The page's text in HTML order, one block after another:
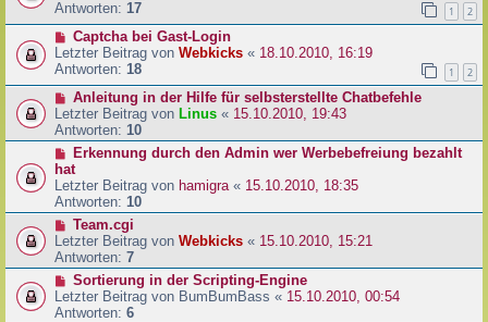
Antworten: 17 1 2
Captcha bei Gast-Login
Letzter Beitrag von Webkicks « 18.10.2010, 16:19
Antworten: 18 1 2
Anleitung in der Hilfe für selbsterstellte Chatbefehle
Letzter Beitrag von Linus « 15.10.2010, 19:43
Antworten: 10
Erkennung durch den Admin wer Werbebefreiung bezahlt
hat
Letzter Beitrag von hamigra « 15.10.2010, 18:35
Antworten: 10
Team.cgi
Letzter Beitrag von Webkicks « 15.10.2010, 15:21
Antworten: 7
Sortierung in der Scripting-Engine
Letzter Beitrag von BumBumBass « 15.10.2010, 00:54
Antworten: 6